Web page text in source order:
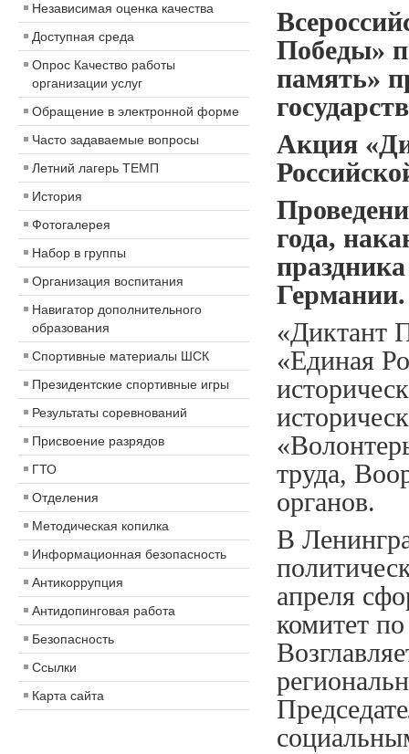
Независимая оценка качества
Доступная среда
Опрос Качество работы
организации услуг
Обращение в электронной форме
Часто задаваемые вопросы
Летний лагерь ТЕМП
История
Фотогалерея
Набор в группы
Организация воспитания
Навигатор дополнительного
образования
Спортивные материалы ШСК
Президентские спортивные игры
Результаты соревнований
Присвоение разрядов
ГТО
Отделения
Методическая копилка
Информационная безопасность
Антикоррупция
Антидопинговая работа
Безопасность
Ссылки
Карта сайта
Победы»
память»
Акция
года,
Германии.
«Диктант
«Единая
труда,
органов.
В
апреля
комитет